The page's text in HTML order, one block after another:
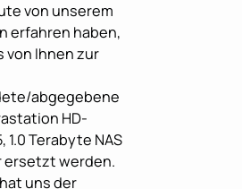
von unserem
erfahren haben,
von Ihnen zur
abgegebene
HD-
1.0 Terabyte NAS
ersetzt werden.
uns der